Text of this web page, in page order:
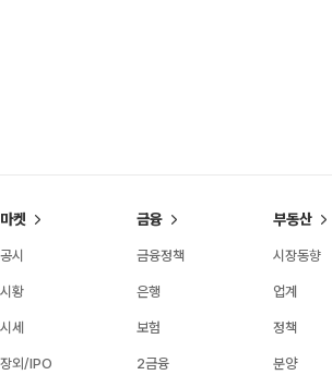
마켓
공시
시황
시세
장외/IPO
금융
금융정책
은행
보험
2금융
부동산
시장동향
업계
정책
분양